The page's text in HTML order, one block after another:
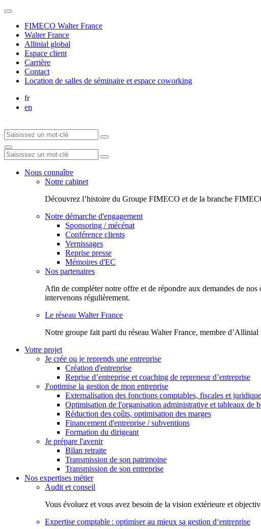
FIMECO Walter France
Walter France
Allinial global
Espace client
Carrière
Contact
Location de salles de séminaire et espace coworking
fr
en
Nous connaître
Notre cabinet
Découvrez l’histoire du Groupe FIMECO et de la branche
Notre démarche d'engagement
Sponsoring / mécénat
Conférence clients
Vernissages
Reprise presse
Mémoires d'EC
Nos partenaires
Afin de compléter notre offre et de répondre aux demandes de
intervenons régulièrement.
Le réseau Walter France
Notr​e groupe fait parti du réseau Walter France, membre
Votre projet
Je crée ou je reprends une entreprise
Création d'entreprise
Reprise d’entreprise et coaching de repreneur d’entreprise
J'optimise la gestion de mon entreprise
Externalisation des fonctions comptables, fiscales et
Optimisation de l'organisation administrative et tableaux de
Réduction des coûts, optimisation des marges
Financement d'entreprise / subventions
Formation du dirigeant
Je prépare l'avenir
Bilan retraite
Transmission de son patrimoine
Transmission de son entreprise
Nos expertises métier
Audit et conseil
Vous évoluez et vous avez besoin de la vision extérieure et
Expertise comptable : optimiser au mieux sa gestion d‘entreprise